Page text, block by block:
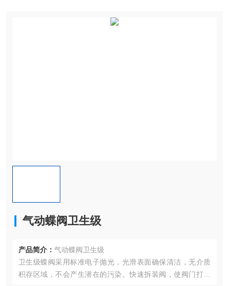
气动蝶阀卫生级
产品简介： 气动蝶阀卫生级
卫生级蝶阀采用标准电子抛光，光滑表面确保清洁，无介质
积存区域，不会产生潜在的污染。快速拆装阀，使阀门打开